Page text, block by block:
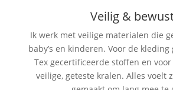
Veilig &
Ik werk met veilige materialen die
baby’s en kinderen. Voor de
Tex gecertificeerde stoffen en
veilige, geteste kralen. Alles voelt